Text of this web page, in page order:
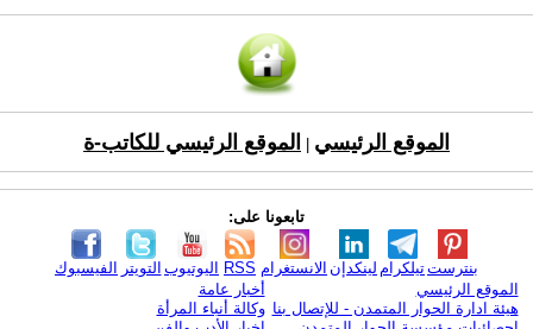
الموقع الرئيسي الموقع الرئيسي للكاتب-ة
تابعونا على:
الفيسبوك التويتر اليوتيوب RSS الانستغرام لينكدإن تيلكرامبنترست
الموقع الرئيسي
هيئة ادارة الحوار المتمدن - للإتصال بنا
أخبار عامة
وكالة أنباء المرأة